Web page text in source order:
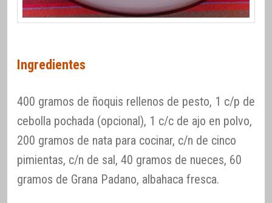
Ingredientes
400 gramos de ñoquis rellenos de pesto, 1 c/p de
cebolla pochada (opcional), 1 c/c de ajo en polvo,
200 gramos de nata para cocinar, c/n de cinco
pimientas, c/n de sal, 40 gramos de nueces, 60
gramos de Grana Padano, albahaca fresca.